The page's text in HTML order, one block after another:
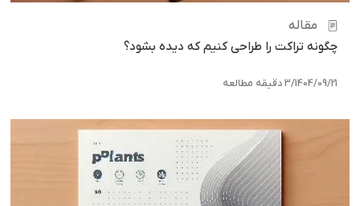
مقاله
چگونه تراکت را طراحی کنیم که دیده بشود؟
1404/09/21
/3 دقیقه مطالعه